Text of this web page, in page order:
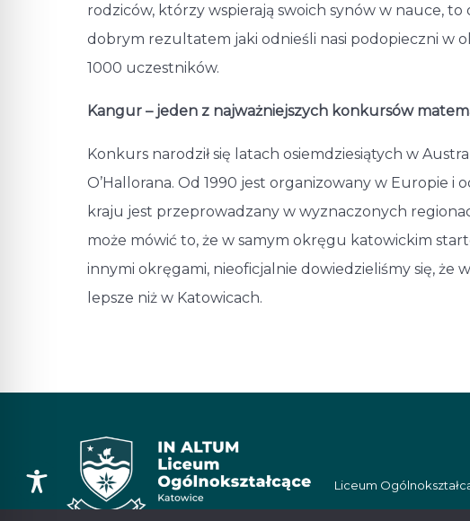
rodziców, którzy wspierają swoich synów w nauce,
dobrym rezultatem jaki odnieśli nasi podopieczni w
1000 uczestników.
Kangur – jeden z najważniejszych konkursów
Konkurs narodził się latach osiemdziesiątych w
O’Hallorana. Od 1990 jest organizowany w Europie i
kraju jest przeprowadzany w wyznaczonych
może mówić to, że w samym okręgu katowickim
innymi okręgami, nieoficjalnie dowiedzieliśmy się, że
lepsze niż w Katowicach.
Liceum